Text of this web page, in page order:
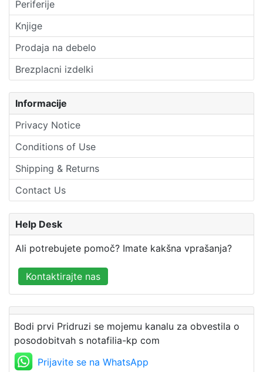
Periferije
Knjige
Prodaja na debelo
Brezplacni izdelki
Informacije
Privacy Notice
Conditions of Use
Shipping & Returns
Contact Us
Help Desk
Ali potrebujete pomoč? Imate kakšna vprašanja?
Kontaktirajte nas
Bodi prvi Pridruzi se mojemu kanalu za obvestila o
posodobitvah s notafilia-kp com
Prijavite se na WhatsApp